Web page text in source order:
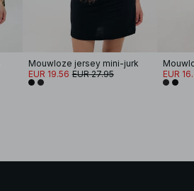
Mouwloze jersey mini-jurk
EUR 19.56 EUR 27.95
EUR